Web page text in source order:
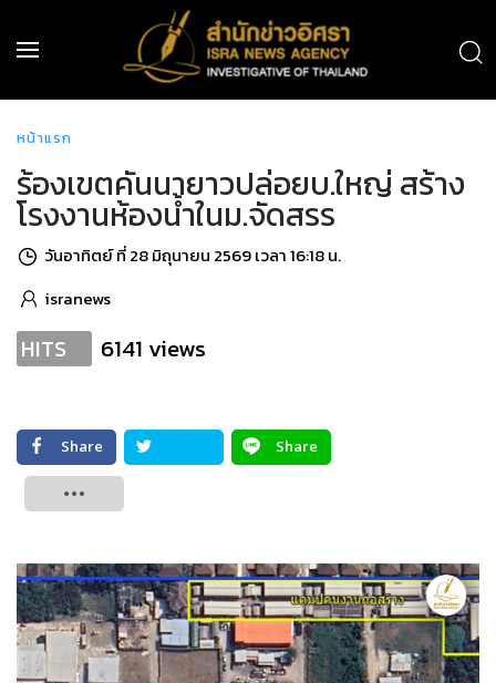
หน้าแรก
ร้องเขตคันนายาวปล่อยบ.ใหญ่ สร้าง
โรงงานห้องน้ำในม.จัดสรร
วันอาทิตย์ ที่ 28 มิถุนายน 2569 เวลา 16:18 น.
isranews
HITS 6141 views
Share
Share